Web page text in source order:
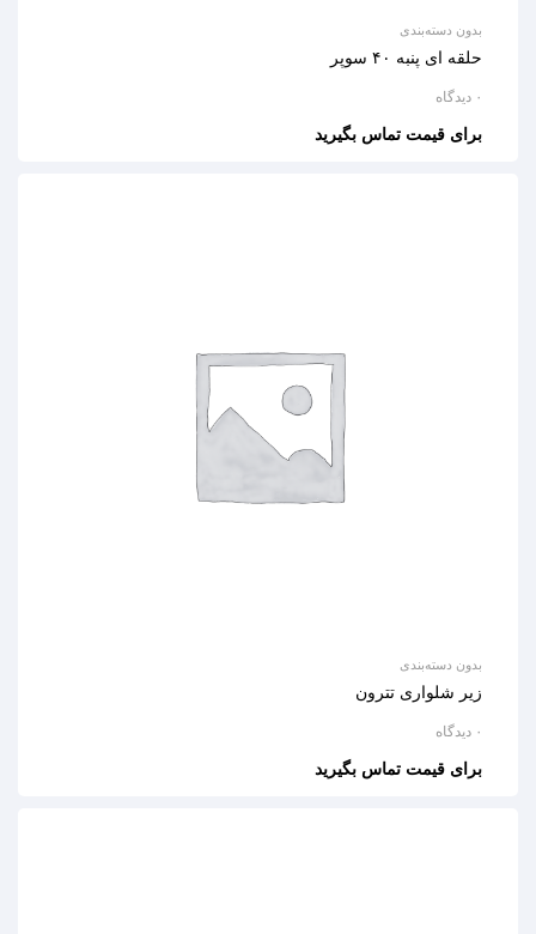
بدون دسته‌بندی
حلقه ای پنبه ۴۰ سوپر
۰ دیدگاه
برای قیمت تماس بگیرید
بدون دسته‌بندی
زیر شلواری تترون
۰ دیدگاه
برای قیمت تماس بگیرید